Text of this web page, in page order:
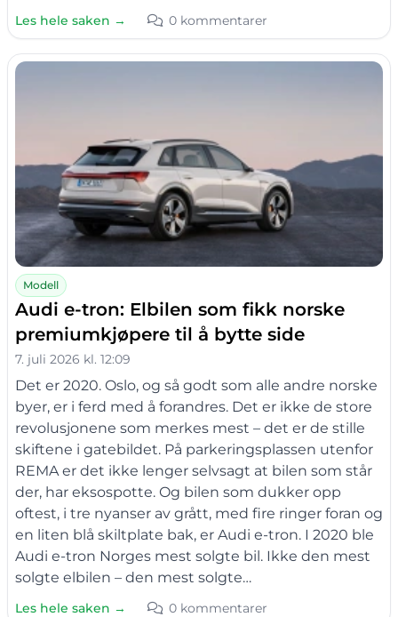
Les hele saken → 0 kommentarer
Modell
Audi e-tron: Elbilen som fikk norske
premiumkjøpere til å bytte side
7. juli 2026 kl. 12:09
Det er 2020. Oslo, og så godt som alle andre norske
byer, er i ferd med å forandres. Det er ikke de store
revolusjonene som merkes mest – det er de stille
skiftene i gatebildet. På parkeringsplassen utenfor
REMA er det ikke lenger selvsagt at bilen som står
der, har eksospotte. Og bilen som dukker opp
oftest, i tre nyanser av grått, med fire ringer foran og
en liten blå skiltplate bak, er Audi e-tron. I 2020 ble
Audi e-tron Norges mest solgte bil. Ikke den mest
solgte elbilen – den mest solgte…
Les hele saken → 0 kommentarer